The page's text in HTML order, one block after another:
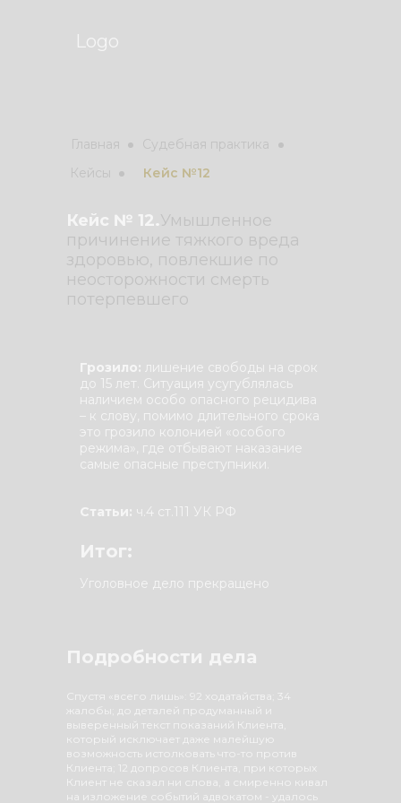
Logo
Главная
Судебная практика
Кейс №12
Кейс № 12.Умышленное
причинение тяжкого вреда
здоровью, повлекшие по
неосторожности смерть
потерпевшего
Кейсы
Грозило: лишение свободы на срок
до 15 лет. Ситуация усугублялась
наличием особо опасного рецидива
– к слову, помимо длительного срока
это грозило колонией «особого
режима», где отбывают наказание
самые опасные преступники.
Статьи: ч.4 ст.111 УК РФ
Итог:
Уголовное дело прекращено
Подробности дела
Спустя «всего лишь»: 92 ходатайства; 34
жалобы; до деталей продуманный и
выверенный текст показаний Клиента,
который исключает даже малейшую
возможность истолковать что-то против
Клиента; 12 допросов Клиента, при которых
Клиент не сказал ни слова, а смиренно кивал
на изложение событий адвокатом - удалось